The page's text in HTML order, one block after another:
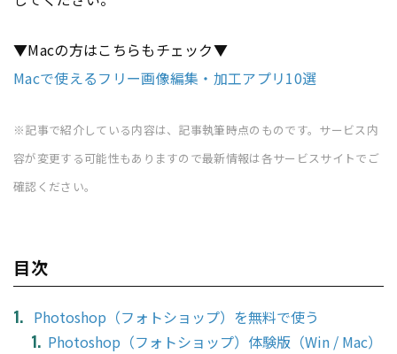
▼Macの方はこちらもチェック▼
Macで使えるフリー画像編集・加工アプリ10選
※記事で紹介している内容は、記事執筆時点のものです。サービス内
容が変更する可能性もありますので最新情報は各サービスサイトでご
確認ください。
目次
Photoshop（フォトショップ）を無料で使う
Photoshop（フォトショップ）体験版（Win / Mac）